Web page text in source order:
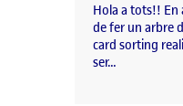
Hola a tots!! En
de fer un arbre
card sorting
ser…